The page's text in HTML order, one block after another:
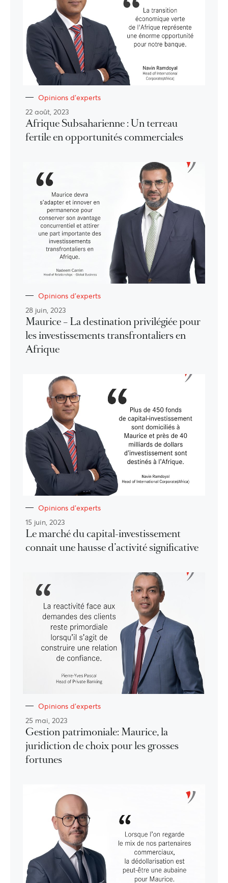
Opinions d'experts
22 août, 2023
Afrique Subsaharienne : Un terreau
fertile en opportunités commerciales
Opinions d'experts
28 juin, 2023
Maurice – La destination privilégiée pour
les investissements transfrontaliers en
Afrique
Opinions d'experts
15 juin, 2023
Le marché du capital-investissement
connait une hausse d’activité significative
Opinions d'experts
25 mai, 2023
Gestion patrimoniale: Maurice, la
juridiction de choix pour les grosses
fortunes